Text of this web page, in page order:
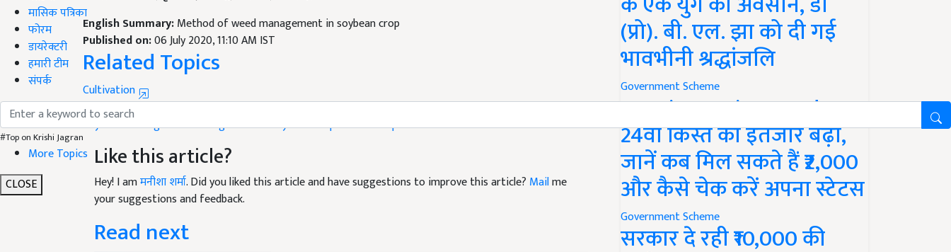
मासिक पत्रिका
फोरम
डायरेक्टरी
हमारी टीम
संपर्क
#Top on Krishi Jagran
More Topics
CLOSE
English Summary:Method of weed management in soybean crop
Published on:06 July 2020, 11:10 AM IST
Related Topics
Cultivation
सोयाबीन की खेतीसोयाबीन की बुवाईसोयाबीन की फसल में खरपतवार प्रबंधनखरीफ फसलों की खेतीSoybean cultivation
Soybean SowingWeed Management in Soybean CropsKharif crops cultivation
Like this article?
Hey! I amमनीशा शर्मा. Did you liked this article and have suggestions to improve this article? Mailme
your suggestions and feedback.
Read next
(प्रो). बी. एल. झा को दी गई
भावभीनी श्रद्धांजलि
Government Scheme
PM Kisan Yojana Update:
24वीं किस्त का इंतजार बढ़ा,
जानें कब मिल सकते हैं ₹2,000
और कैसे चेक करें अपना स्टेटस
Government Scheme
सरकार दे रही ₹10,000 की